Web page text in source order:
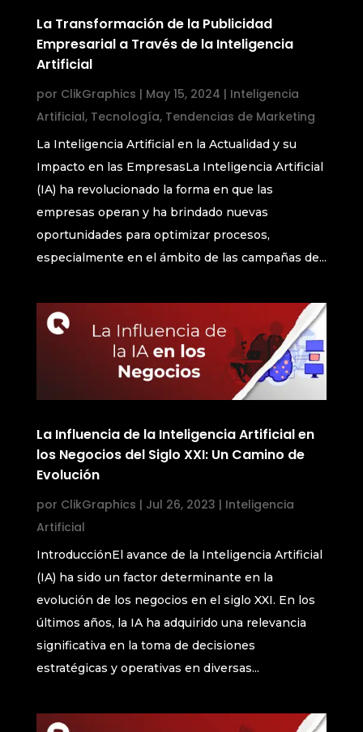
La Transformación de la Publicidad
Empresarial a Través de la Inteligencia
Artificial
por ClikGraphics | May 15, 2024 | Inteligencia
Artificial, Tecnología, Tendencias de Marketing
La Inteligencia Artificial en la Actualidad y su
Impacto en las EmpresasLa Inteligencia Artificial
(IA) ha revolucionado la forma en que las
empresas operan y ha brindado nuevas
oportunidades para optimizar procesos,
especialmente en el ámbito de las campañas de...
La Influencia de la Inteligencia Artificial en
los Negocios del Siglo XXI: Un Camino de
Evolución
por ClikGraphics | Jul 26, 2023 | Inteligencia
Artificial
IntroducciónEl avance de la Inteligencia Artificial
(IA) ha sido un factor determinante en la
evolución de los negocios en el siglo XXI. En los
últimos años, la IA ha adquirido una relevancia
significativa en la toma de decisiones
estratégicas y operativas en diversas...